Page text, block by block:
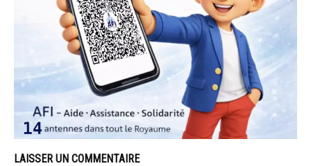
LAISSER UN COMMENTAIRE